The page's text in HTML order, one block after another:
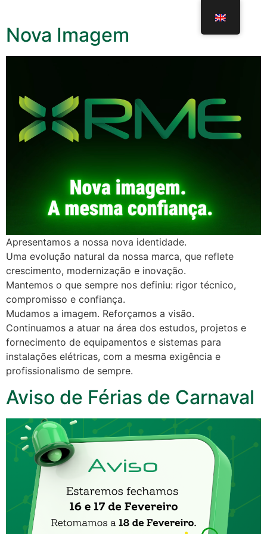
Nova Imagem
Apresentamos a nossa nova identidade.
Uma evolução natural da nossa marca, que reflete
crescimento, modernização e inovação.
Mantemos o que sempre nos definiu: rigor técnico,
compromisso e confiança.
Mudamos a imagem. Reforçamos a visão.
Continuamos a atuar na área dos estudos, projetos e
fornecimento de equipamentos e sistemas para
instalações elétricas, com a mesma exigência e
profissionalismo de sempre.
Aviso de Férias de Carnaval